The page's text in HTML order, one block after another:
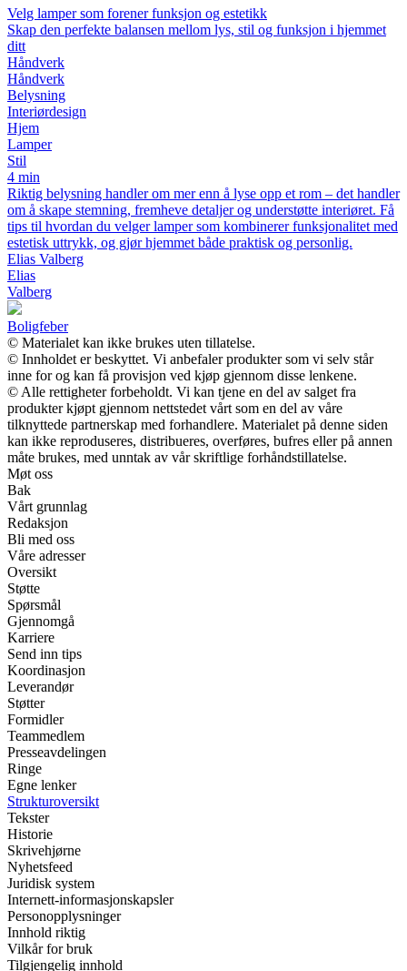
Velg lamper som forener funksjon og estetikk
Skap den perfekte balansen mellom lys, stil og funksjon i hjemmet
ditt
Håndverk
Håndverk
Belysning
Interiørdesign
Hjem
Lamper
Stil
4 min
Riktig belysning handler om mer enn å lyse opp et rom – det handler
om å skape stemning, fremheve detaljer og understøtte interiøret. Få
tips til hvordan du velger lamper som kombinerer funksjonalitet med
estetisk uttrykk, og gjør hjemmet både praktisk og personlig.
Elias Valberg
Elias
Valberg
Boligfeber
© Materialet kan ikke brukes uten tillatelse.
© Innholdet er beskyttet. Vi anbefaler produkter som vi selv står
inne for og kan få provisjon ved kjøp gjennom disse lenkene.
© Alle rettigheter forbeholdt. Vi kan tjene en del av salget fra
produkter kjøpt gjennom nettstedet vårt som en del av våre
tilknyttede partnerskap med forhandlere. Materialet på denne siden
kan ikke reproduseres, distribueres, overføres, bufres eller på annen
måte brukes, med unntak av vår skriftlige forhåndstillatelse.
Møt oss
Bak
Vårt grunnlag
Redaksjon
Bli med oss
Våre adresser
Oversikt
Støtte
Spørsmål
Gjennomgå
Karriere
Send inn tips
Koordinasjon
Leverandør
Støtter
Formidler
Teammedlem
Presseavdelingen
Ringe
Egne lenker
Strukturoversikt
Tekster
Historie
Skrivehjørne
Nyhetsfeed
Juridisk system
Internett-informasjonskapsler
Personopplysninger
Innhold riktig
Vilkår for bruk
Tilgjengelig innhold